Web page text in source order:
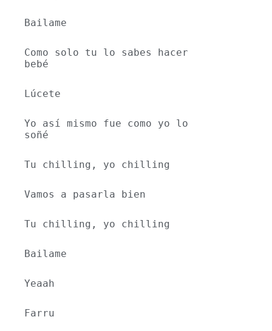
Bailame
Como solo tu lo sabes hacer
bebé
Lúcete
Yo así mismo fue como yo lo
soñé
Tu chilling, yo chilling
Vamos a pasarla bien
Tu chilling, yo chilling
Bailame
Yeaah
Farru